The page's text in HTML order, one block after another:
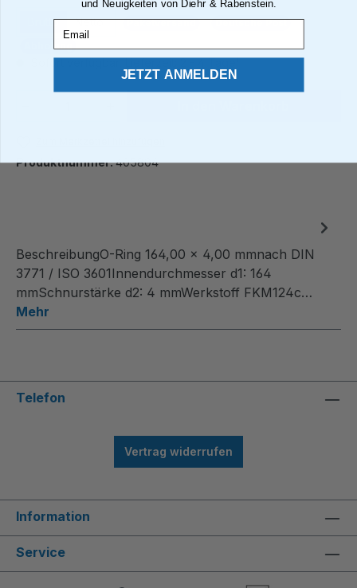
Brutto Netto Paketversand
Deutsche Post
Abholung
Sofort verfügbar, Lieferzeit: 2 - 4 Tage¹
Produktnummer:405804
BeschreibungO-Ring 164,00 x 4,00 mmnach DIN
3771 / ISO 3601Innendurchmesser d1: 164
mmSchnurstärke d2: 4 mmWerkstoff FKM124c…
Mehr
Telefon
Vertrag widerrufen
Information
Service
und Neuigkeiten von Diehr & Rabenstein.
JETZT ANMELDEN